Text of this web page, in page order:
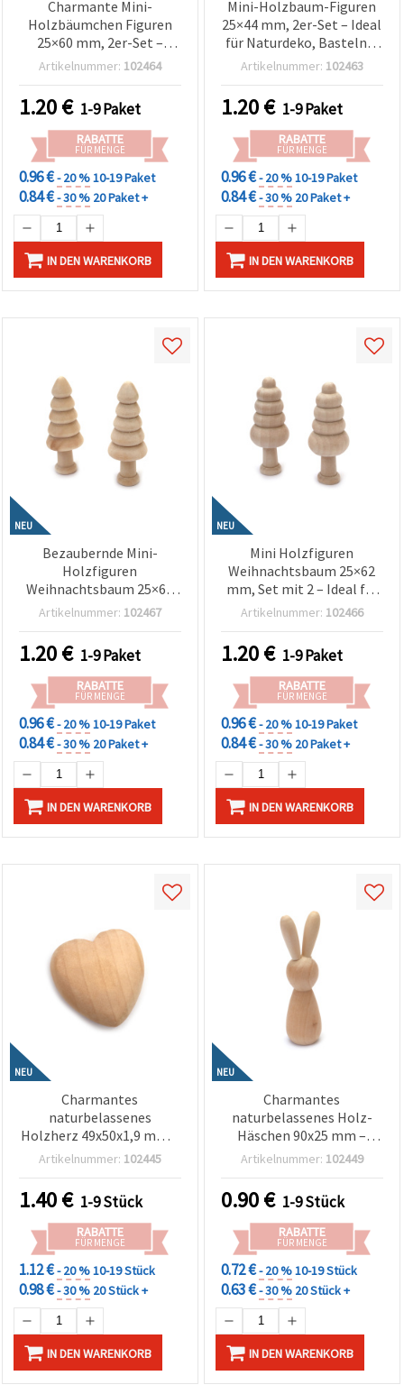
Charmante Mini-
Holzbäumchen Figuren
25×60 mm, 2er-Set –
Perfekt für Naturdeko,
Artikelnummer: 102464
1.20€ 1-9 Paket
RABATTE
FÜR MENGE
0.96 €- 20 %10-19 Paket
0.84 €- 30 % 20 Paket +
IN DEN WARENKORB
Mini-Holzbaum-Figuren
25×44 mm, 2er-Set – Ideal
für Naturdeko, Basteln &
DIY-Projekte
Artikelnummer: 102463
1.20€ 1-9 Paket
RABATTE
FÜR MENGE
0.96 €- 20 %10-19 Paket
0.84 €- 30 % 20 Paket +
IN DEN WARENKORB
NEU
Bezaubernde Mini-
Holzfiguren
Weihnachtsbaum 25×65
mm, Set 2 Stück – Ideal
Basteln & kreative DIY-
Weihnachtsprojekte
Artikelnummer: 102467
1.20€ 1-9 Paket
RABATTE
FÜR MENGE
0.96 €- 20 %10-19 Paket
0.84 €- 30 % 20 Paket +
IN DEN WARENKORB
NEU
Mini Holzfiguren
Weihnachtsbaum 25×62
mm, Set mit 2 – Ideal für
Weihnachtsdeko, Basteln
Artikelnummer: 102466
1.20€ 1-9 Paket
RABATTE
FÜR MENGE
0.96 €- 20 %10-19 Paket
0.84 €- 30 % 20 Paket +
IN DEN WARENKORB
NEU
Charmantes
naturbelassenes
Holzherz 49x50x1,9 mm –
ideal für Basteln, DIY &
Artikelnummer: 102445
1.40€ 1-9 Stück
RABATTE
FÜR MENGE
1.12 €- 20 %10-19 Stück
0.98 €- 30 % 20 Stück +
IN DEN WARENKORB
NEU
Charmantes
naturbelassenes Holz-
Häschen 90x25 mm –
Perfekt zum Basteln &
Artikelnummer: 102449
0.90€ 1-9 Stück
RABATTE
FÜR MENGE
0.72 €- 20 %10-19 Stück
0.63 €- 30 % 20 Stück +
IN DEN WARENKORB